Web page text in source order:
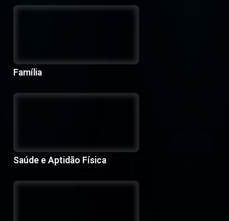
Família
Saúde e Aptidão Física